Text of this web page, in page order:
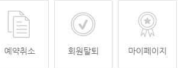
예약취소 회원탈퇴 마이페이지